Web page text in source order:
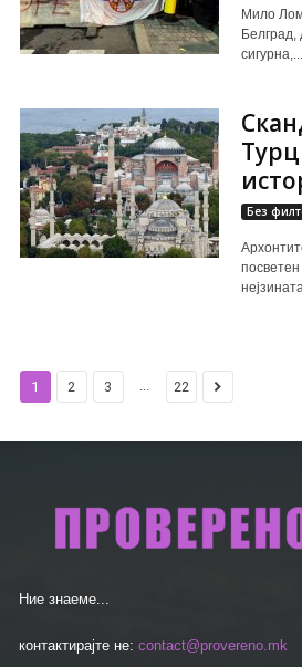
Мило
Белград,
сигурна,...
Без
1 2 3 22
Ние знаеме...
контактирајте не: contact@provereno.mk